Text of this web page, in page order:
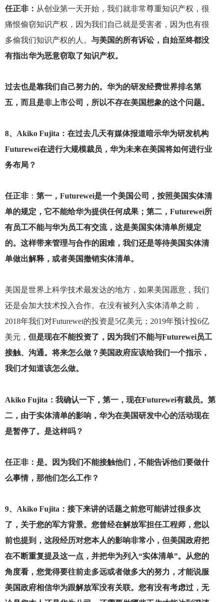
任正非： 从创业第一天开始，我们就非常尊重知识产权，很
痛恨偷窃知识产权，因为我们自己就是受害者，因为也有很
多偷我们知识产权的人。 与美国的所有诉讼，自始至终都没
有指出华为恶意窃取了知识产权。
过去也是靠我们自己努力的。华为的研发经费世界排名第
五，而且是非上市公司，所以不存在美国想象的这个问题。
8、Akiko Fujita：在过去几天有媒体报道暗示华为研发机构
Futurewei在进行大规模裁员，华为未来在美国将如何进行业
务布局？
任正非： 第一，Futurewei是一个美国公司，按照美国实体清
单的规定，它不能给华为提供任何成果；第二，Futurewei所
有员工不能与华为员工有交流，这是美国实体清单所规定
的。这样带来管理与合作的困难，我们还是等待美国实体清
单做出解释，或者美国撤销实体清单。
美国是世界上科学技术最发达的地方，如果美国愿意，我们
还是会加大技术投入合作。在没有被列入实体清单之前，
2018年我们对Futurewei的投资是5亿美元；2019年预计投6亿
美元， 但是现在不能投资了，因为我们不能与Futurewei员工
接触、沟通。将来怎么做？美国政府应该给我们一个指示，
我们才知道该怎么做。
Akiko Fujita ：我确认一下，第一，现在Futurewei有裁员。第
二，由于实体清单的影响，华为在美国研发中心的活动现在
是暂停了。是这样吗？
任正非：是。因为我们不能接触他们，不能告诉他们要做什
么事情，那他们怎么工作？
9、Akiko Fujita：接下来讲的话题之前您可能讲过很多次
了，关于您的军方背景。您曾经在解放军担任工程师，您以
前也提到，这段经历对您本人的影响非常小，但美国政府把
在不断重复提及这一点，并把华为列入“实体清单”。从您的
角度看，您觉得要往前走多远或者做多大的努力，才能说服
美国政府相信华为跟解放军没有关联。您有没有考虑过，无